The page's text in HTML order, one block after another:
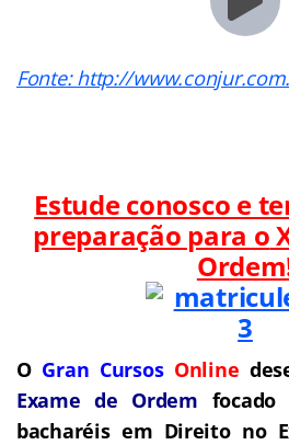
Fonte: http://
Estude conosco e
preparação para o
O Gran Cursos Online
Exame de Ordem focado
bacharéis em Direito no